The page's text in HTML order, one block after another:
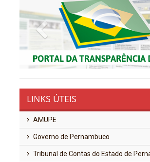
Previous
LINKS ÚTEIS
AMUPE
Governo de Pernambuco
Tribunal de Contas do Estado de